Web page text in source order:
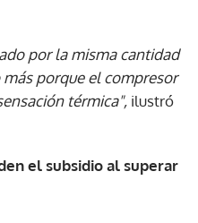
por la misma cantidad
porque el compresor
térmica", ilustró
el subsidio al superar